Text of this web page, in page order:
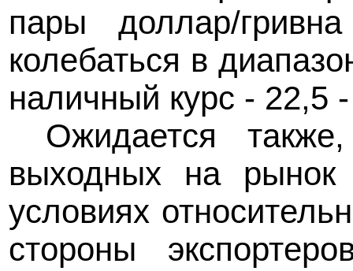
пары доллар/
колебаться в
наличный курс - 22,5
Ожидается
выходных на рынок
условиях
стороны